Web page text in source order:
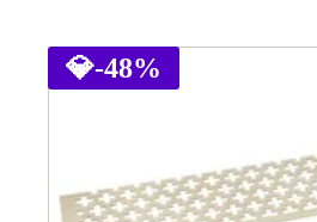
το
προϊόν
έχει
μπορούν
να
💎-48%